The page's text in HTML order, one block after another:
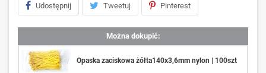
Udostępnij Tweetuj Pinterest
Można dokupić:
Opaska zaciskowa żółta140x3,6mm nylon | 100szt